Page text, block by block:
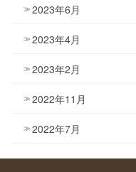
2023年6月
2023年4月
2023年2月
2022年11月
2022年7月